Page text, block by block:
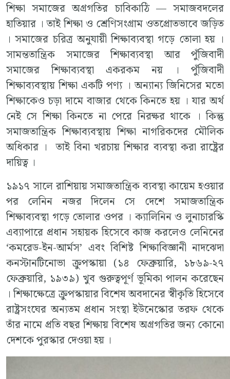
শিক্ষা সমাজের অগ্রগতির চাবিকাঠি — সমাজবদলের
হাতিয়ার । তাই শিক্ষা ও শ্রেণিসংগ্রাম ওতপ্রোতভাবে জড়িত
। সমাজের চরিত্র অনুযায়ী শিক্ষাব্যবস্থা গড়ে তোলা হয় ।
সামন্ততান্ত্রিক সমাজের শিক্ষাব্যবস্থা আর পুঁজিবাদী
সমাজের শিক্ষাব্যবস্থা একরকম নয় । পুঁজিবাদী
শিক্ষাব্যবস্থায় শিক্ষা একটি পণ্য । অন্যান্য জিনিসের মতো
শিক্ষাকেও চড়া দামে বাজার থেকে কিনতে হয় । যার অর্থ
নেই সে শিক্ষা কিনতে না পেরে নিরক্ষর থাকে । কিন্তু
সমাজতান্ত্রিক শিক্ষাব্যবস্থায় শিক্ষা নাগরিকদের মৌলিক
অধিকার । তাই বিনা খরচায় শিক্ষার ব্যবস্থা করা রাষ্ট্রের
দায়িত্ব ।
১৯১৭ সালে রাশিয়ায় সমাজতান্ত্রিক ব্যবস্থা কায়েম হওয়ার
পর লেনিন নজর দিলেন সে দেশে সমাজতান্ত্রিক
শিক্ষাব্যবস্থা গড়ে তোলার ওপর । ক্যালিনিন ও লুনাচারস্কি
এব্যাপারে প্রধান সহায়ক হিসেবে কাজ করলেও লেনিনের
‘কমরেড-ইন-আর্মস’ এবং বিশিষ্ট শিক্ষাবিজ্ঞানী নাদঝেদা
কনস্টানটিনোভা ক্রুপস্কায়া (১৪ ফেব্রুয়ারি, ১৮৬৯-২৭
ফেব্রুয়ারি, ১৯৩৯) খুব গুরুত্বপূর্ণ ভূমিকা পালন করেছেন
। শিক্ষাক্ষেত্রে ক্রুপস্কায়ার বিশেষ অবদানের স্বীকৃতি হিসেবে
রাষ্ট্রসংঘের অন্যতম প্রধান সংস্থা ইউনেস্কোর তরফ থেকে
তাঁর নামে প্রতি বছর শিক্ষায় বিশেষ অগ্রগতির জন্য কোনো
দেশকে পুরস্কার দেওয়া হয় ।